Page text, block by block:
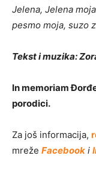
Jelena, Jelena moja
pesmo moja, suzo
Tekst i muzika:
In memoriam
porodici.
Za još informacija,
mreže Facebook i